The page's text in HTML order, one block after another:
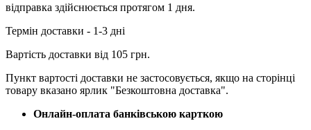
відправка здійснюється протягом 1 дня.
Термін доставки - 1-3 дні
Вартість доставки від 105 грн.
Пункт вартості доставки не застосовується, якщо на сторінці
товару вказано ярлик "Безкоштовна доставка".
Онлайн-оплата банківською карткою